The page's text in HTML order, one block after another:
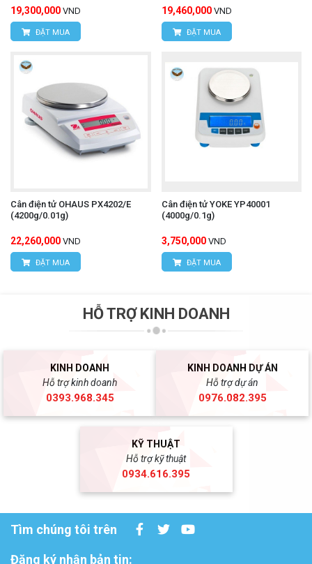
19,300,000 VND
ĐẶT MUA
19,460,000 VND
ĐẶT MUA
Cân điện tử OHAUS PX4202/E
(4200g/0.01g)
22,260,000 VND
ĐẶT MUA
Cân điện tử YOKE YP40001
(4000g/0.1g)
3,750,000 VND
ĐẶT MUA
HỖ TRỢ KINH DOANH
KINH DOANH
Hỗ trợ kinh doanh
0393.968.345
KINH DOANH DỰ ÁN
Hỗ trợ dự án
0976.082.395
KỸ THUẬT
Hỗ trợ kỹ thuật
0934.616.395
Tìm chúng tôi trên
Đăng ký nhận bản tin: